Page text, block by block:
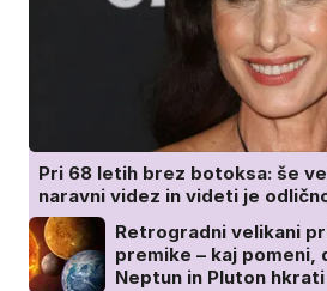
Pri 68 letih brez botoksa: še
naravni videz in videti je
Retrogradni velikani
premike – kaj pomeni,
Neptun in Pluton